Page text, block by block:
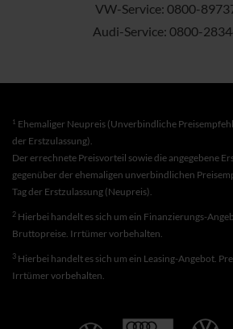
VW-Service: 0800-
Audi-Service: 0800-
1 Ehemaliger Neupreis (Unverbindliche
der Erstzulassung).
Der errechnete Preisvorteil sowie die angegebene
gegenüber der ehemaligen unverbindlichen
Tag der Erstzulassung (Neupreis).
2 Hierbei handelt es sich um ein Finanzierungs-
Bruttopreise. Irrtümer vorbehalten.
3 Hierbei handelt es sich um ein Leasing-Angebot.
Irrtümer vorbehalten.